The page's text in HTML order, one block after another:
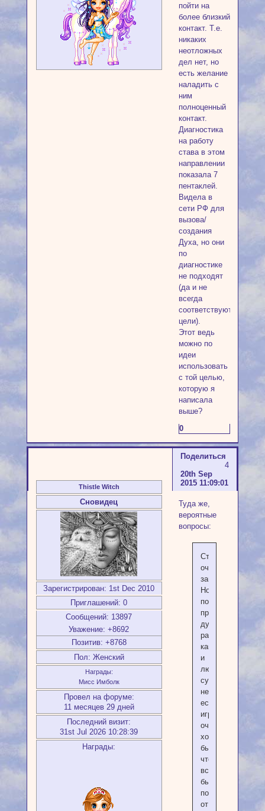
пойти на
более близкий
контакт. Т.е.
никаких
неотложных
дел нет, но
есть желание
наладить с
ним
полноценный
контакт.
Диагностика
на работу
става в этом
направлении
показала 7
пентаклей.
Видела в
сети РФ для
вызова/
создания
Духа, но они
по
диагностике
не подходят
(да и не
всегда
соответствуют
цели).
Этот ведь
можно по
идеи
использовать
с той целью,
которую я
написала
выше?
0
Поделиться
4
20th Sep
2015 11:09:01
Thistle Witch
Сновидец
Зарегистрирован: 1st Dec 2010
Приглашений: 0
Сообщений: 13897
Уважение: +8692
Позитив: +8768
Пол: Женский
Награды:
Мисс Имболк
Провел на форуме:
11 месяцев 29 дней
Последний визит:
31st Jul 2026 10:28:39
Награды:
Туда же,
вероятные
вопросы:
Став
очень
заинтересовал.
Но
поскольку
призывание
духа
равно
как
и
любой
сущности
не
есть
игрушки,
очень
хотелось
бы,
чтобы
все
было
понятно
от